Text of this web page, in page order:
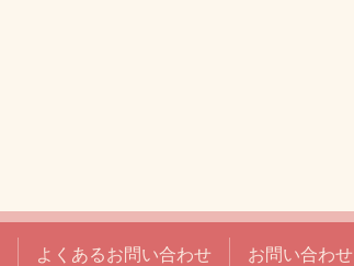
よくあるお問い合わせ お問い合わせ